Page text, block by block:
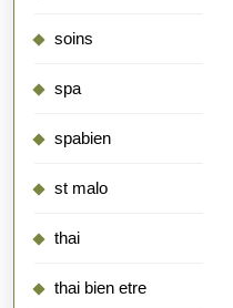
soins
spa
spabien
st malo
thai
thai bien etre